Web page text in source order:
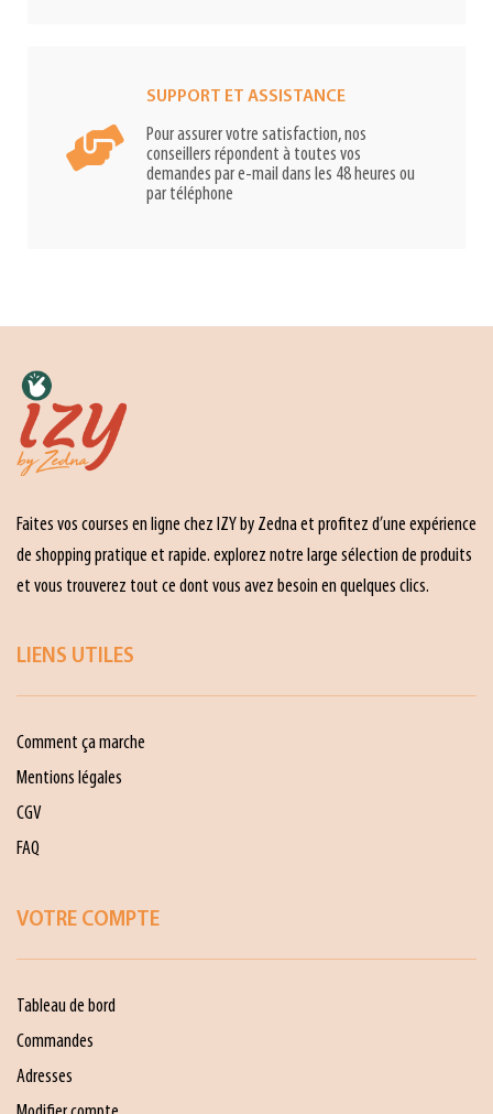
SUPPORT ET ASSISTANCE
Pour assurer votre satisfaction, nos
conseillers répondent à toutes vos
demandes par e-mail dans les 48 heures ou
par téléphone
Faites vos courses en ligne chez IZY by Zedna et profitez d’une expérience
de shopping pratique et rapide. explorez notre large sélection de produits
et vous trouverez tout ce dont vous avez besoin en quelques clics.
LIENS UTILES
Comment ça marche
Mentions légales
CGV
FAQ
VOTRE COMPTE
Tableau de bord
Commandes
Adresses